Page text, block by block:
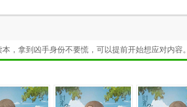
，拿到凶手身份不要慌，可以提前开始想应对内容。